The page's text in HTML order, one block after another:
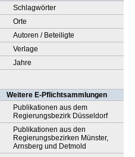
Schlagwörter
Orte
Autoren / Beteiligte
Verlage
Jahre
Weitere E-Pflichtsammlungen
Publikationen aus dem
Regierungsbezirk Düsseldorf
Publikationen aus den
Regierungsbezirken Münster,
Arnsberg und Detmold